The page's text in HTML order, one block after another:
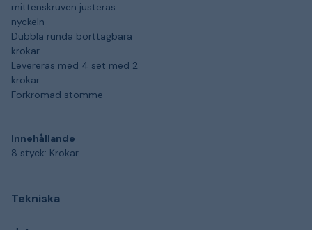
mittenskruven justeras
nyckeln
Dubbla runda borttagbara
krokar
Levereras med 4 set med 2
krokar
Förkromad stomme
Innehållande
8 styck: Krokar
Tekniska